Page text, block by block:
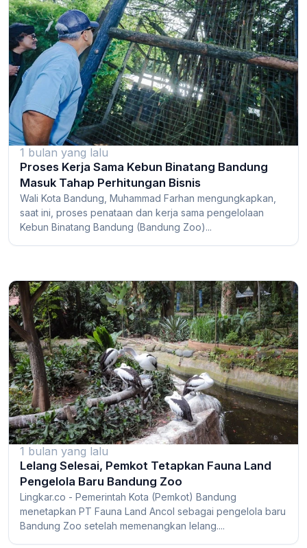
1 bulan yang lalu
Proses Kerja Sama Kebun Binatang Bandung
Masuk Tahap Perhitungan Bisnis
Wali Kota Bandung, Muhammad Farhan mengungkapkan,
saat ini, proses penataan dan kerja sama pengelolaan
Kebun Binatang Bandung (Bandung Zoo)...
1 bulan yang lalu
Lelang Selesai, Pemkot Tetapkan Fauna Land
Pengelola Baru Bandung Zoo
Lingkar.co - Pemerintah Kota (Pemkot) Bandung
menetapkan PT Fauna Land Ancol sebagai pengelola baru
Bandung Zoo setelah memenangkan lelang....